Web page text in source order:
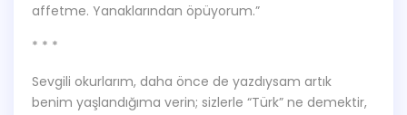
affetme. Yanaklarından öpüyorum.”
* * *
Sevgili okurlarım, daha önce de yazdıysam artık
benim yaşlandığıma verin; sizlerle “Türk” ne demektir,